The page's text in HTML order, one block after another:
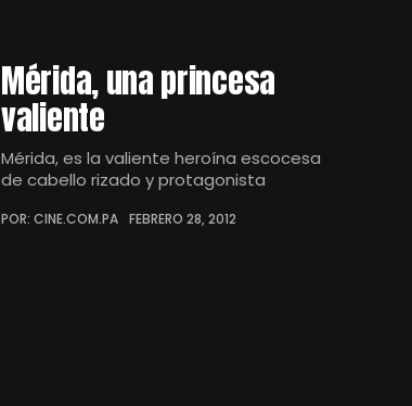
Mérida, una princesa
valiente
Mérida, es la valiente heroína escocesa
de cabello rizado y protagonista
POR: CINE.COM.PA FEBRERO 28, 2012